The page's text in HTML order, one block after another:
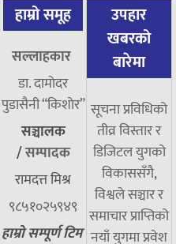
हाम्रो समूह
सल्लाहकार
डा. दामाेदर
पुडासैनी “किशाेर”
सञ्चालक
/सम्पादक
रामदत्त मिश्र
९८५१०२५९४९
हाम्रो सम्पूर्ण टिम
उपहार
खबरको
बारेमा
सूचना प्रविधिको
तीव्र विस्तार र
डिजिटल युगको
विकाससँगै,
विश्वले सञ्चार र
समाचार प्राप्तिको
नयाँ युगमा प्रवेश